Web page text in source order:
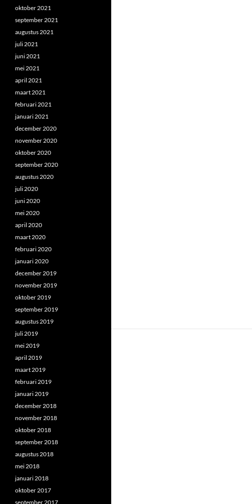
oktober 2021
september 2021
augustus 2021
juli 2021
juni 2021
mei 2021
april 2021
maart 2021
februari 2021
januari 2021
december 2020
november 2020
oktober 2020
september 2020
augustus 2020
juli 2020
juni 2020
mei 2020
april 2020
maart 2020
februari 2020
januari 2020
december 2019
november 2019
oktober 2019
september 2019
augustus 2019
juli 2019
mei 2019
april 2019
maart 2019
februari 2019
januari 2019
december 2018
november 2018
oktober 2018
september 2018
augustus 2018
mei 2018
januari 2018
oktober 2017
september 2017